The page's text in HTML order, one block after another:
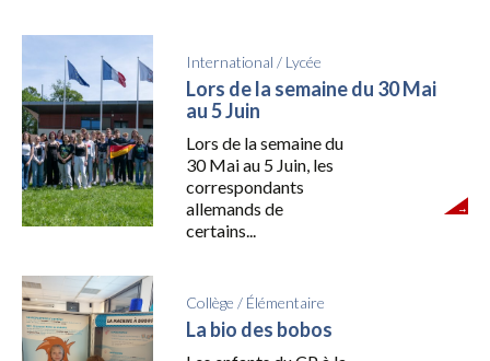
International / Lycée
Lors de la semaine du 30 Mai
au 5 Juin
Lors de la semaine du
30 Mai au 5 Juin, les
correspondants
allemands de
certains...
Collège / Élémentaire
La bio des bobos